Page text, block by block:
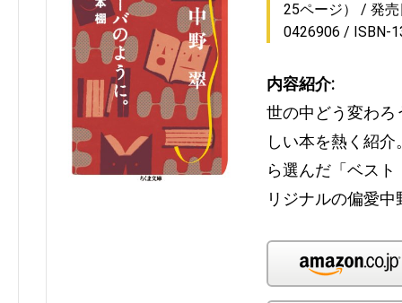
25ページ）
発
0426906
ISBN-
内容紹介:
世の中どう変わろ
しい本を熱く紹
ら選んだ「ベス
リジナルの偏愛中